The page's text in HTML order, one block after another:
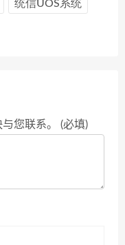
统信UOS系统
您联系。 (必填)